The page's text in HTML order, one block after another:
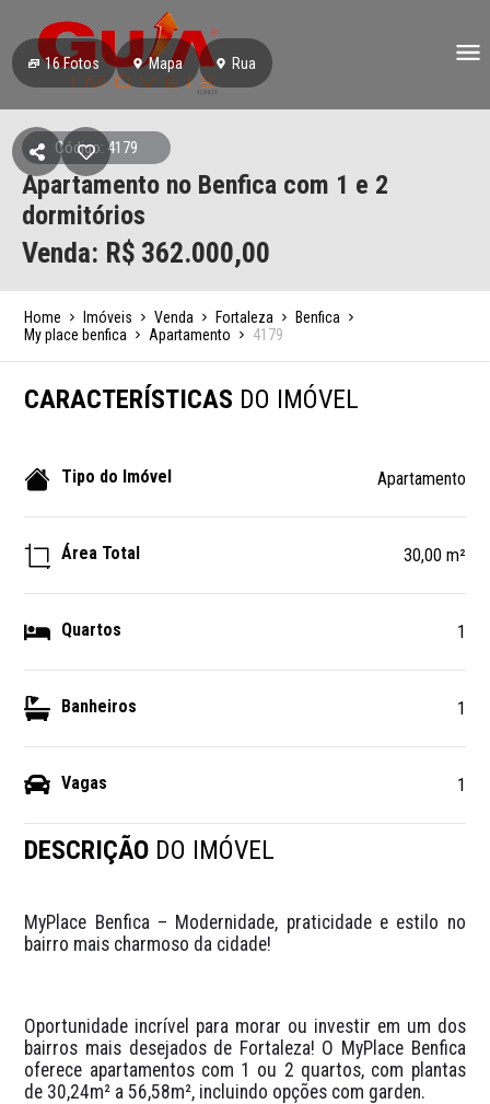
16Fotos Mapa Rua
Código: 4179
Apartamento no Benfica com 1 e 2
dormitórios
Venda: R$ 362.000,00
Home Imóveis Venda Fortaleza
Benfica
My place benfica
Apartamento 4179
CARACTERÍSTICAS DO IMÓVEL
Tipo do Imóvel Apartamento
Área Total 30,00 m²
Quartos 1
Banheiros 1
Vagas 1
DESCRIÇÃO DO IMÓVEL
MyPlace Benfica – Modernidade, praticidade e estilo no
bairro mais charmoso da cidade!
Oportunidade incrível para morar ou investir em um dos
bairros mais desejados de Fortaleza! O MyPlace Benfica
oferece apartamentos com 1 ou 2 quartos, com plantas
de 30,24m² a 56,58m², incluindo opções com garden.